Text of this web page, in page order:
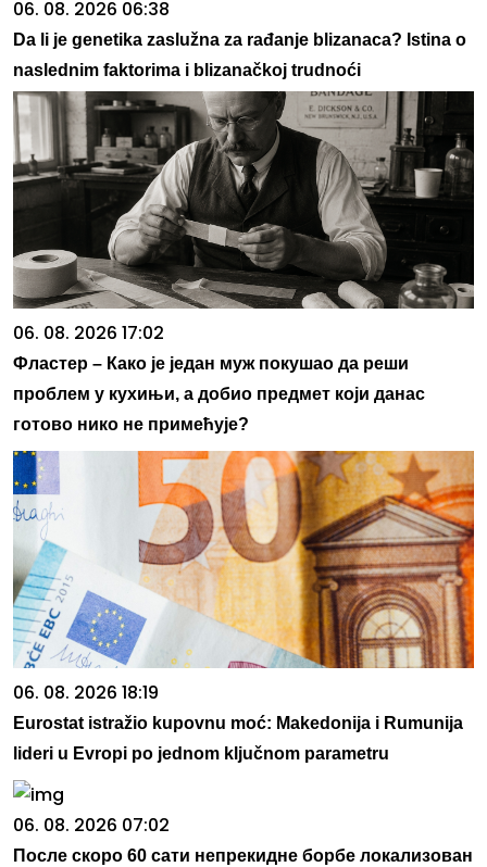
06. 08. 2026 06:38
Da li je genetika zaslužna za rađanje blizanaca? Istina o
naslednim faktorima i blizanačkoj trudnoći
06. 08. 2026 17:02
Фластер – Како је један муж покушао да реши
проблем у кухињи, а добио предмет који данас
готово нико не примећује?
06. 08. 2026 18:19
Eurostat istražio kupovnu moć: Makedonija i Rumunija
lideri u Evropi po jednom ključnom parametru
06. 08. 2026 07:02
После скоро 60 сати непрекидне борбе локализован